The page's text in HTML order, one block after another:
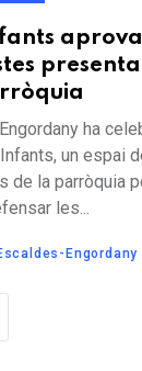
ha
un espai
de la parròquia
les...
Engordany